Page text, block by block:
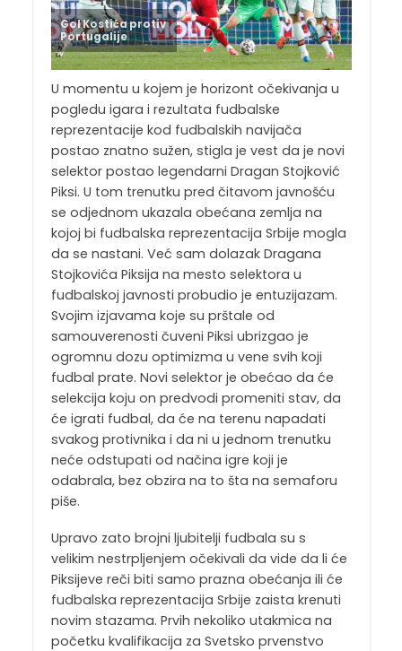
Gol Kostića protiv
Portugalije
U momentu u kojem je horizont očekivanja u
pogledu igara i rezultata fudbalske
reprezentacije kod fudbalskih navijača
postao znatno sužen, stigla je vest da je novi
selektor postao legendarni Dragan Stojković
Piksi. U tom trenutku pred čitavom javnošću
se odjednom ukazala obećana zemlja na
kojoj bi fudbalska reprezentacija Srbije mogla
da se nastani. Već sam dolazak Dragana
Stojkovića Piksija na mesto selektora u
fudbalskoj javnosti probudio je entuzijazam.
Svojim izjavama koje su prštale od
samouverenosti čuveni Piksi ubrizgao je
ogromnu dozu optimizma u vene svih koji
fudbal prate. Novi selektor je obećao da će
selekcija koju on predvodi promeniti stav, da
će igrati fudbal, da će na terenu napadati
svakog protivnika i da ni u jednom trenutku
neće odstupati od načina igre koji je
odabrala, bez obzira na to šta na semaforu
piše.
Upravo zato brojni ljubitelji fudbala su s
velikim nestrpljenjem očekivali da vide da li će
Piksijeve reči biti samo prazna obećanja ili će
fudbalska reprezentacija Srbije zaista krenuti
novim stazama. Prvih nekoliko utakmica na
početku kvalifikacija za Svetsko prvenstvo